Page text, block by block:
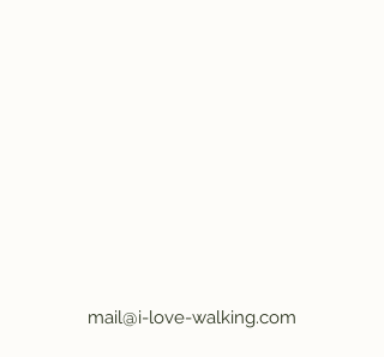
mail@i-love-walking.com